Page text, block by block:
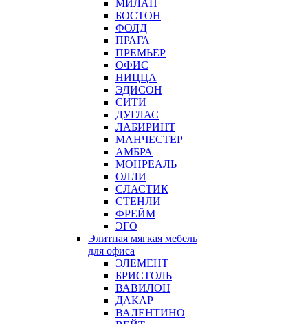
МИЛАН
БОСТОН
ФОЛД
ПРАГА
ПРЕМЬЕР
ОФИС
НИЦЦА
ЭДИСОН
СИТИ
ДУГЛАС
ЛАБИРИНТ
МАНЧЕСТЕР
АМБРА
МОНРЕАЛЬ
ОЛЛИ
СЛАСТИК
СТЕНЛИ
ФРЕЙМ
ЭГО
Элитная мягкая мебель
для офиса
ЭЛЕМЕНТ
БРИСТОЛЬ
ВАВИЛОН
ДАКАР
ВАЛЕНТИНО